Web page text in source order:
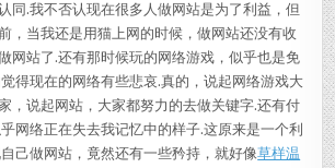
同.我不否认现在很多人做网站是为了利益，但
，当我还是用猫上网的时候，做网站还没有收
网站了.还有那时候玩的网络游戏，似乎也是免
得现在的网络有些悲哀.真的，说起网络游戏大
，说起网站，大家都努力的去做关键字.还有付
网络正在失去我记忆中的样子.这原来是一个利
己做网站，竟然还有一些矜持，就好像草样温